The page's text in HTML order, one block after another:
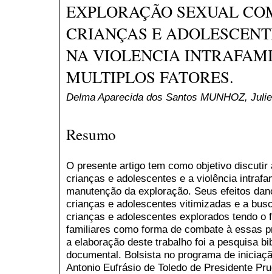
EXPLORAÇÃO SEXUAL
CRIANÇAS E
NA VIOLENCIA
MULTIPLOS FATORES.
Delma Aparecida dos Santos MUNHOZ,
Resumo
O presente artigo tem como objetivo
crianças e adolescentes e a violência
manutenção da exploração. Seus efeitos
crianças e adolescentes vitimizadas e a
crianças e adolescentes explorados tendo o
familiares como forma de combate à essas
a elaboração deste trabalho foi a pesquisa
documental. Bolsista no programa de
Antonio Eufrásio de Toledo de Presidente